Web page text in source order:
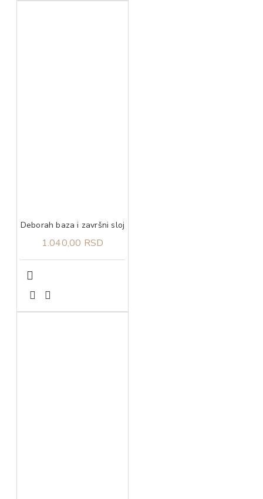
Deborah baza i završni sloj
1.040,00 RSD